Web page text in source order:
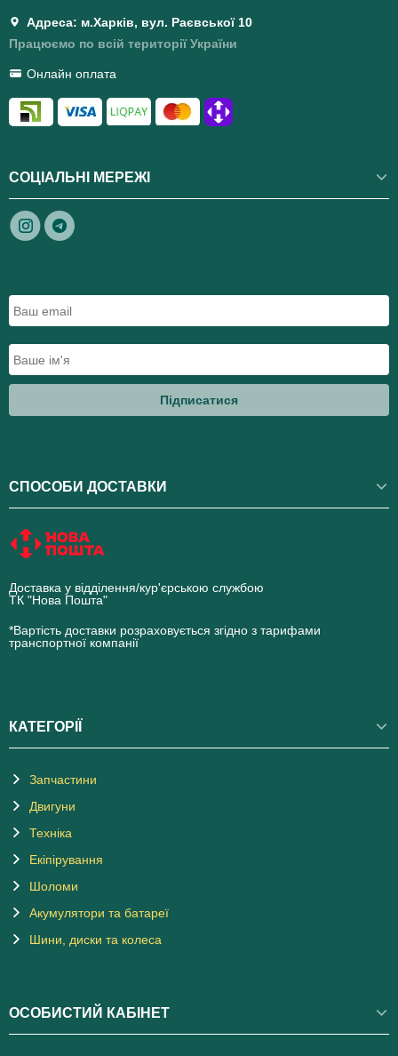
Адреса: м.Харків, вул. Раєвської 10
Працюємо по всій території України
Онлайн оплата
СОЦІАЛЬНІ МЕРЕЖІ
Підписатися
СПОСОБИ ДОСТАВКИ
Доставка у відділення/кур'єрською службою
ТК "Нова Пошта"
*Вартість доставки розраховується згідно з тарифами
транспортної компанії
КАТЕГОРІЇ
Запчастини
Двигуни
Техніка
Екіпірування
Шоломи
Акумулятори та батареї
Шини, диски та колеса
ОСОБИСТИЙ КАБІНЕТ